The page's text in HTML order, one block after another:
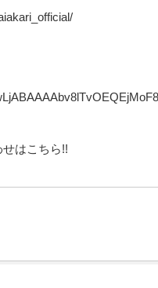
はこちら!!